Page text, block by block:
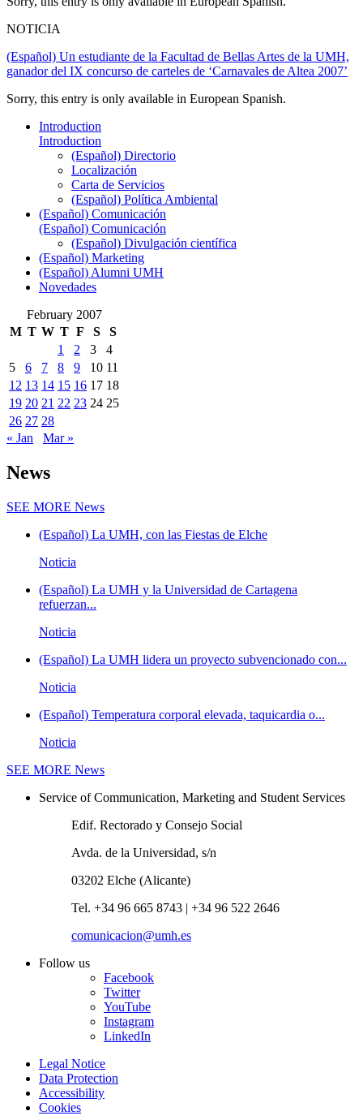
NOTICIA
(Español) Un estudiante de la Facultad de Bellas Artes de la UMH,
ganador del IX concurso de carteles de ‘Carnavales de Altea 2007’
Sorry, this entry is only available in European Spanish.
Introduction
Introduction
(Español) Directorio
Localización
Carta de Servicios
(Español) Política Ambiental
(Español) Comunicación
(Español) Comunicación
(Español) Divulgación científica
(Español) Marketing
(Español) Alumni UMH
Novedades
February 2007
M T W T F S
S
1
2 3
4
5
6 7 8 9 10 11
12 13 14 15 16 17 18
19 20 21 22 23 24 25
26 27 28
« Jan
Mar »
News
SEE MORE News
(Español) La UMH, con las Fiestas de Elche
Noticia
(Español) La UMH y la Universidad de Cartagena
refuerzan...
Noticia
(Español) La UMH lidera un proyecto subvencionado con...
Noticia
(Español) Temperatura corporal elevada, taquicardia o...
Noticia
SEE MORE News
Service of Communication, Marketing and Student Services
Edif. Rectorado y Consejo Social
Avda. de la Universidad, s/n
03202 Elche (Alicante)
Tel. +34 96 665 8743 | +34 96 522 2646
comunicacion@umh.es
Follow us
Facebook
Twitter
YouTube
Instagram
LinkedIn
Legal Notice
Data Protection
Accessibility
Cookies